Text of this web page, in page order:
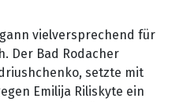
vielversprechend für
Der Bad Rodacher
setzte mit
Emilija Riliskyte ein